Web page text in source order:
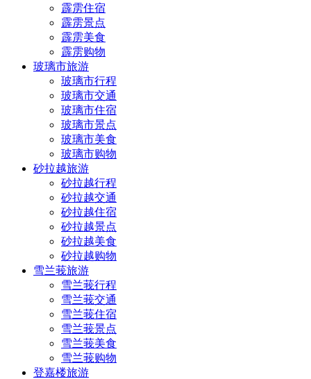
霹雳住宿
霹雳景点
霹雳美食
霹雳购物
玻璃市旅游
玻璃市行程
玻璃市交通
玻璃市住宿
玻璃市景点
玻璃市美食
玻璃市购物
砂拉越旅游
砂拉越行程
砂拉越交通
砂拉越住宿
砂拉越景点
砂拉越美食
砂拉越购物
雪兰莪旅游
雪兰莪行程
雪兰莪交通
雪兰莪住宿
雪兰莪景点
雪兰莪美食
雪兰莪购物
登嘉楼旅游